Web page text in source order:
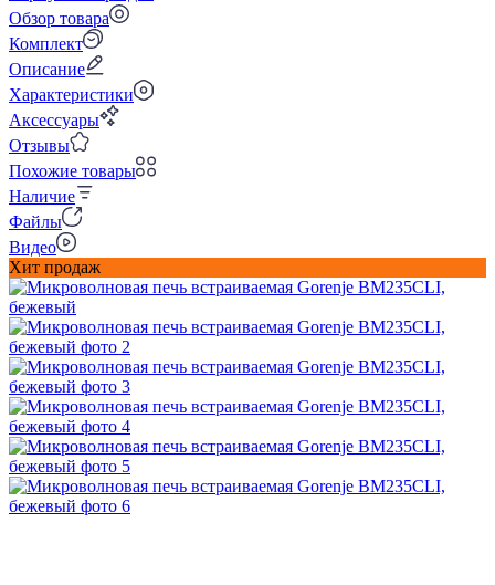
Обзор товара
Комплект
Описание
Характеристики
Аксессуары
Отзывы
Похожие товары
Наличие
Файлы
Видео
Хит продаж